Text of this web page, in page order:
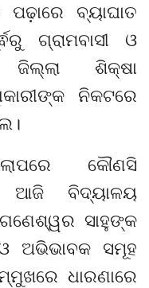
ପଢ଼ାରେ ବ୍ୟାଘାତ
ଗ୍ରାମବାସୀ ଓ
ଜିଲ୍ଲା ଶିକ୍ଷା
ନିକଟରେ
କୌଣସି
ଆଜି ବିଦ୍ୟାଳୟ
ସାହୁଙ୍କ
ଅଭିଭାବକ ସମୂହ
ଧାରଣାରେ